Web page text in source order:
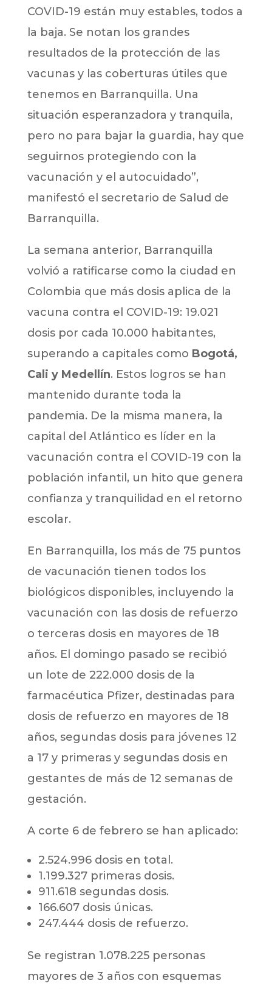
COVID-19 están muy estables, todos a
la baja. Se notan los grandes
resultados de la protección de las
vacunas y las coberturas útiles que
tenemos en Barranquilla. Una
situación esperanzadora y tranquila,
pero no para bajar la guardia, hay que
seguirnos protegiendo con la
vacunación y el autocuidado”,
manifestó el secretario de Salud de
Barranquilla.
La semana anterior, Barranquilla
volvió a ratificarse como la ciudad en
Colombia que más dosis aplica de la
vacuna contra el COVID-19: 19.021
dosis por cada 10.000 habitantes,
superando a capitales como Bogotá,
Cali y Medellín. Estos logros se han
mantenido durante toda la
pandemia. De la misma manera, la
capital del Atlántico es líder en la
vacunación contra el COVID-19 con la
población infantil, un hito que genera
confianza y tranquilidad en el retorno
escolar.
En Barranquilla, los más de 75 puntos
de vacunación tienen todos los
biológicos disponibles, incluyendo la
vacunación con las dosis de refuerzo
o terceras dosis en mayores de 18
años. El domingo pasado se recibió
un lote de 222.000 dosis de la
farmacéutica Pfizer, destinadas para
dosis de refuerzo en mayores de 18
años, segundas dosis para jóvenes 12
a 17 y primeras y segundas dosis en
gestantes de más de 12 semanas de
gestación.
A corte 6 de febrero se han aplicado:
2.524.996 dosis en total.
1.199.327 primeras dosis.
911.618 segundas dosis.
166.607 dosis únicas.
247.444 dosis de refuerzo.
Se registran 1.078.225 personas
mayores de 3 años con esquemas